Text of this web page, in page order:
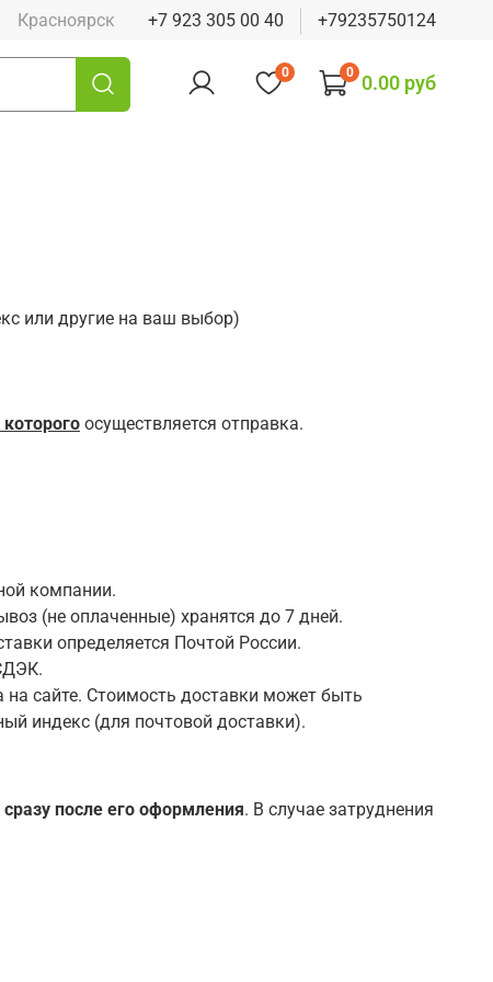
Красноярск +7 923 305 00 40 +79235750124
0 0 0.00 руб
или другие на ваш выбор)
которого осуществляется отправка.
компании.
(не оплаченные) хранятся до 7 дней.
определяется Почтой России.
сайте. Стоимость доставки может быть
индекс (для почтовой доставки).
после его оформления. В случае затруднения